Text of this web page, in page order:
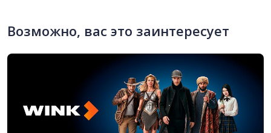
Возможно, вас это заинтересует